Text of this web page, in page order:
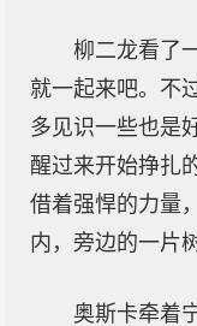
柳二龙看了
就一起来吧。不
多见识一些也是
醒过来开始挣扎
借着强悍的力量
内，旁边的一片
奥斯卡牵着